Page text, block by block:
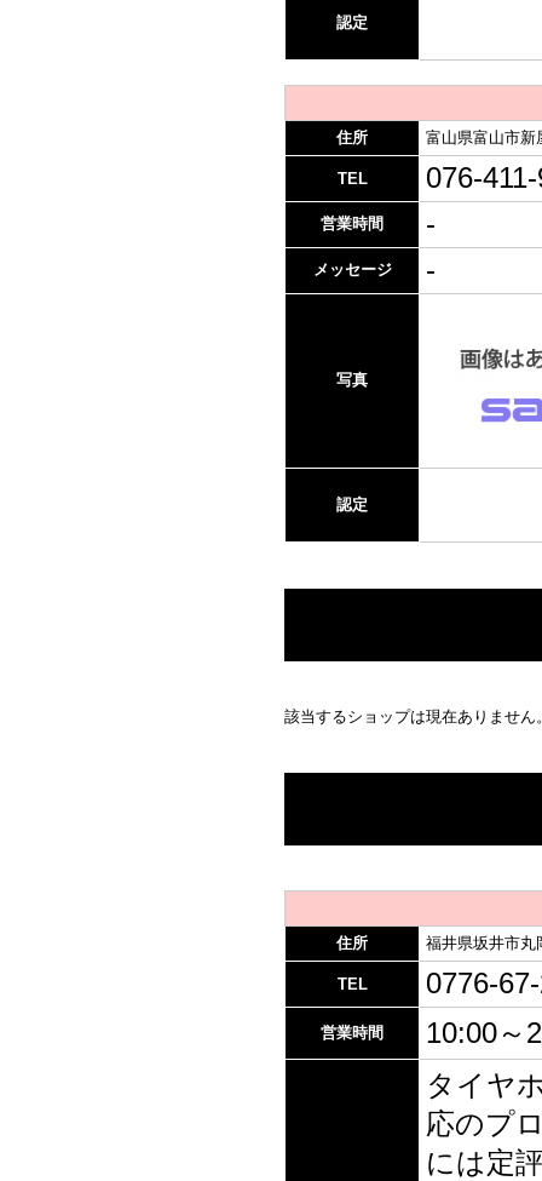
認定
住所 富山県富山市新
TEL 076-
営業時間 -
メッセージ -
写真
認定
該当するショップは現在ありません
住所 福井県坂井市丸
TEL 0776-
営業時間 10:00～
タイヤ
応のプ
には定